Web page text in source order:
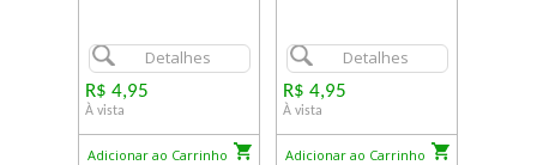
Detalhes
R$ 4,95
À vista
Adicionar ao Carrinho
Detalhes
R$ 4,95
À vista
Adicionar ao Carrinho